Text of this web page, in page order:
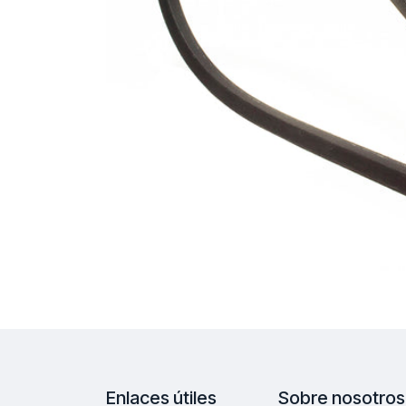
Enlaces útiles Sobre nosotros